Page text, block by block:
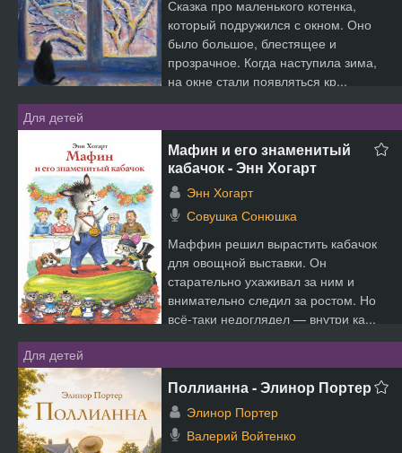
Сказка про маленького котенка,
который подружился с окном. Оно
было большое, блестящее и
прозрачное. Когда наступила зима,
на окне стали появляться кр...
Для детей
Мафин и его знаменитый
кабачок - Энн Хогарт
Энн Хогарт
Совушка Сонюшка
Маффин решил вырастить кабачок
для овощной выставки. Он
старательно ухаживал за ним и
внимательно следил за ростом. Но
всё-таки недоглядел — внутри ка...
Для детей
Поллианна - Элинор Портер
Элинор Портер
Валерий Войтенко